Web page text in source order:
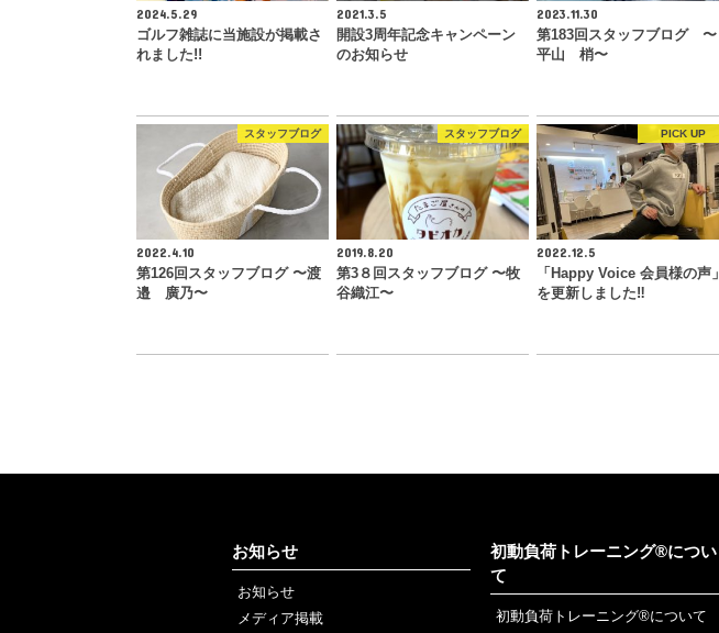
2024.5.29
ゴルフ雑誌に当施設が掲載さ
れました!!
2021.3.5
開設3周年記念キャンペーン
のお知らせ
2023.11.30
第183回スタッフブログ 〜
平山 梢〜
スタッフブログ
2022.4.10
第126回スタッフブログ 〜渡
邉 廣乃〜
スタッフブログ
2019.8.20
第3８回スタッフブログ 〜牧
谷織江〜
PICK UP
2022.12.5
「Happy Voice 会員様の声」
を更新しました‼︎
お知らせ
お知らせ
メディア掲載
初動負荷トレーニング®につい
て
初動負荷トレーニング®について